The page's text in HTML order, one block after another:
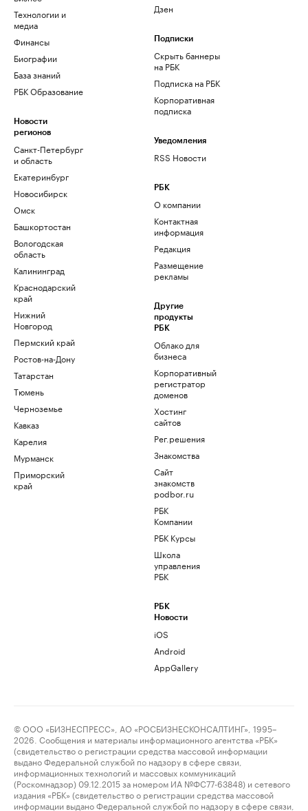
Технологии и
медиа
Финансы
Биографии
База знаний
РБК Образование
Новости
регионов
Санкт-Петербург
и область
Екатеринбург
Новосибирск
Омск
Башкортостан
Вологодская
область
Калининград
Краснодарский
край
Нижний
Новгород
Пермский край
Ростов-на-Дону
Татарстан
Тюмень
Черноземье
Кавказ
Карелия
Мурманск
Приморский
край
Дзен
Подписки
Скрыть баннеры
на РБК
Подписка на РБК
Корпоративная
подписка
Уведомления
RSS Новости
РБК
О компании
Контактная
информация
Редакция
Размещение
рекламы
Другие
продукты
РБК
Облако для
бизнеса
Корпоративный
регистратор
доменов
Хостинг
сайтов
Рег.решения
Знакомства
Сайт
знакомств
podbor.ru
РБК
Компании
РБК Курсы
Школа
управления
РБК
РБК
Новости
iOS
Android
AppGallery
© ООО «БИЗНЕСПРЕСС», АО «РОСБИЗНЕСКОНСАЛТИНГ», 1995–
2026. Сообщения и материалы информационного агентства «РБК»
(свидетельство о регистрации средства массовой информации
выдано Федеральной службой по надзору в сфере связи,
информационных технологий и массовых коммуникаций
(Роскомнадзор) 09.12.2015 за номером ИА №ФС77-63848) и сетевого
издания «РБК» (свидетельство о регистрации средства массовой
информации выдано Федеральной службой по надзору в сфере связи,